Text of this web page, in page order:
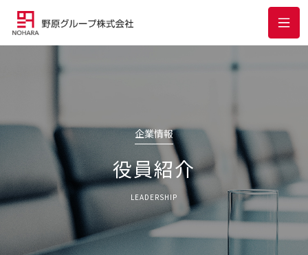
企業情報
役員紹介
LEADERSHIP